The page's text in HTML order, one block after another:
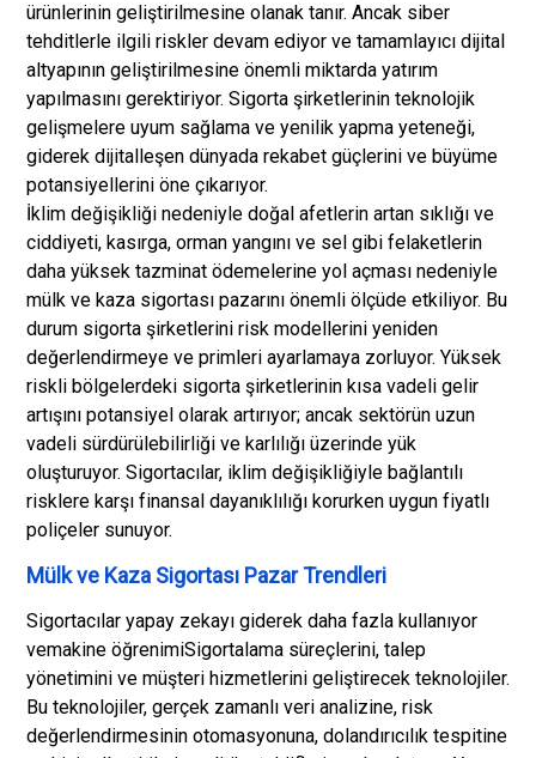
ürünlerinin geliştirilmesine olanak tanır. Ancak siber
tehditlerle ilgili riskler devam ediyor ve tamamlayıcı dijital
altyapının geliştirilmesine önemli miktarda yatırım
yapılmasını gerektiriyor. Sigorta şirketlerinin teknolojik
gelişmelere uyum sağlama ve yenilik yapma yeteneği,
giderek dijitalleşen dünyada rekabet güçlerini ve büyüme
potansiyellerini öne çıkarıyor.
İklim değişikliği nedeniyle doğal afetlerin artan sıklığı ve
ciddiyeti, kasırga, orman yangını ve sel gibi felaketlerin
daha yüksek tazminat ödemelerine yol açması nedeniyle
mülk ve kaza sigortası pazarını önemli ölçüde etkiliyor. Bu
durum sigorta şirketlerini risk modellerini yeniden
değerlendirmeye ve primleri ayarlamaya zorluyor. Yüksek
riskli bölgelerdeki sigorta şirketlerinin kısa vadeli gelir
artışını potansiyel olarak artırıyor; ancak sektörün uzun
vadeli sürdürülebilirliği ve karlılığı üzerinde yük
oluşturuyor. Sigortacılar, iklim değişikliğiyle bağlantılı
risklere karşı finansal dayanıklılığı korurken uygun fiyatlı
poliçeler sunuyor.
Mülk ve Kaza Sigortası Pazar Trendleri
Sigortacılar yapay zekayı giderek daha fazla kullanıyor
vemakine öğrenimiSigortalama süreçlerini, talep
yönetimini ve müşteri hizmetlerini geliştirecek teknolojiler.
Bu teknolojiler, gerçek zamanlı veri analizine, risk
değerlendirmesinin otomasyonuna, dolandırıcılık tespitine